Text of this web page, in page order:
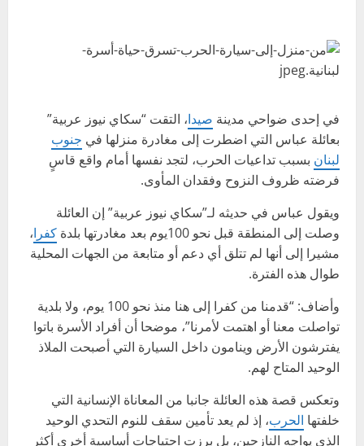
في إحدى ضواحي مدينة صيدا، التقت “سكاي نيوز عربية”
بعائلة عباس التي اضطرت إلى مغادرة منزلها في جنوب
لبنان بسبب تداعيات الحرب، لتجد نفسها أمام واقع قاسٍ
فرضته ظروف النزوح وفقدان المأوى.
ويقول عباس في حديثه لـ”سكاي نيوز عربية” إن العائلة
وصلت إلى المنطقة قبل نحو 100يوم بعد مغادرتها بلدة
كفرا،
مشيرا إلى أنها لم تتلق أي دعم أو متابعة من الجهات المحلية
طوال هذه الفترة.
وأضاف: “قدمنا من كفرا إلى هنا منذ نحو 100 يوم، ولا بلدية
تواصلت معنا أو اهتمت لأمرنا”، موضحا أن أفراد الأسرة باتوا
يفترشون الأرض وينامون داخل السيارة التي أصبحت الملاذ
الوحيد المتاح لهم.
وتعكس قصة هذه العائلة جانبا من المعاناة الإنسانية التي
خلفتها الحرب، إذ لم يعد تأمين سقف للنوم التحدي الوحيد
الذي يواجه النازحين، بل برزت احتياجات أساسية أخرى أكثر